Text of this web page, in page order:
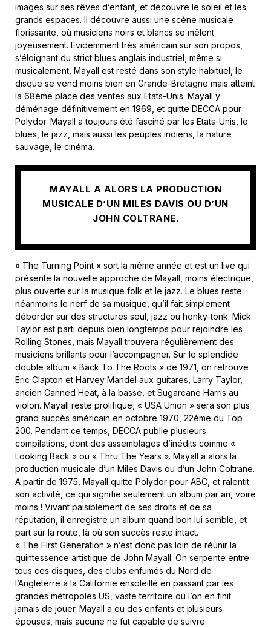
images sur ses rêves d’enfant, et découvre le soleil et les
grands espaces. Il découvre aussi une scène musicale
florissante, où musiciens noirs et blancs se mêlent
joyeusement. Evidemment très américain sur son propos,
s’éloignant du strict blues anglais industriel, même si
musicalement, Mayall est resté dans son style habituel, le
disque se vend moins bien en Grande-Bretagne mais atteint
la 68ème place des ventes aux Etats-Unis. Mayall y
déménage définitivement en 1969, et quitte DECCA pour
Polydor. Mayall a toujours été fasciné par les Etats-Unis, le
blues, le jazz, mais aussi les peuples indiens, la nature
sauvage, le cinéma.
MAYALL A ALORS LA PRODUCTION
MUSICALE D’UN MILES DAVIS OU D’UN
JOHN COLTRANE.
« The Turning Point » sort la même année et est un live qui
présente la nouvelle approche de Mayall, moins électrique,
plus ouverte sur la musique folk et le jazz. Le blues reste
néanmoins le nerf de sa musique, qu’il fait simplement
déborder sur des structures soul, jazz ou honky-tonk. Mick
Taylor est parti depuis bien longtemps pour rejoindre les
Rolling Stones, mais Mayall trouvera régulièrement des
musiciens brillants pour l’accompagner. Sur le splendide
double album « Back To The Roots » de 1971, on retrouve
Eric Clapton et Harvey Mandel aux guitares, Larry Taylor,
ancien Canned Heat, à la basse, et Sugarcane Harris au
violon. Mayall reste prolifique, « USA Union » sera son plus
grand succès américain en octobre 1970, 22ème du Top
200. Pendant ce temps, DECCA publie plusieurs
compilations, dont des assemblages d’inédits comme «
Looking Back » ou « Thru The Years ». Mayall a alors la
production musicale d’un Miles Davis ou d’un John Coltrane.
A partir de 1975, Mayall quitte Polydor pour ABC, et ralentit
son activité, ce qui signifie seulement un album par an, voire
moins ! Vivant paisiblement de ses droits et de sa
réputation, il enregistre un album quand bon lui semble, et
part sur la route, là où son succès reste intact.
« The First Generation » n’est donc pas loin de réunir la
quintessence artistique de John Mayall. On serpente entre
tous ces disques, des clubs enfumés du Nord de
l’Angleterre à la Californie ensoleillé en passant par les
grandes métropoles US, vaste territoire où l’on en finit
jamais de jouer. Mayall a eu des enfants et plusieurs
épouses, mais aucune ne fut capable de suivre